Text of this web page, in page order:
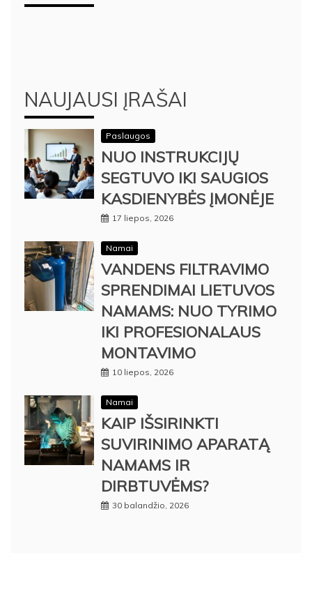
NAUJAUSI ĮRAŠAI
Paslaugos
NUO INSTRUKCIJŲ
SEGTUVO IKI SAUGIOS
KASDIENYBĖS ĮMONĖJE
17 liepos, 2026
Namai
VANDENS FILTRAVIMO
SPRENDIMAI LIETUVOS
NAMAMS: NUO TYRIMO
IKI PROFESIONALAUS
MONTAVIMO
10 liepos, 2026
Namai
KAIP IŠSIRINKTI
SUVIRINIMO APARATĄ
NAMAMS IR
DIRBTUVĖMS?
30 balandžio, 2026